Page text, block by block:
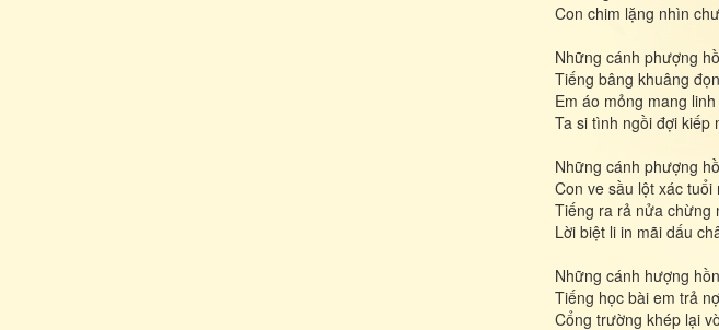
Con chim lặng nhìn
Những cánh phượng
Tiếng bâng khuâng
Em áo mỏng mang
Ta si tình ngồi đợi kiếp
Những cánh phượng
Con ve sầu lột xác tuổi
Tiếng ra rả nửa chừng
Lời biệt li in mãi dấu
Những cánh hượng
Tiếng học bài em trả
Cổng trường khép lại